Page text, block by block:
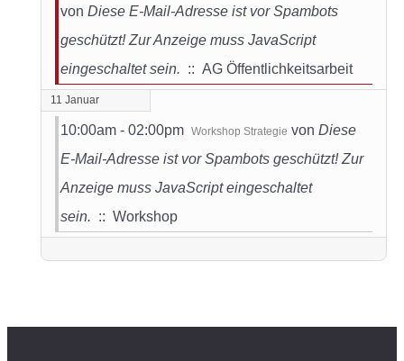
von Diese E-Mail-Adresse ist vor Spambots
geschützt! Zur Anzeige muss JavaScript
eingeschaltet sein. :: AG Öffentlichkeitsarbeit
11 Januar
10:00am - 02:00pm Workshop Strategie von Diese
E-Mail-Adresse ist vor Spambots geschützt! Zur
Anzeige muss JavaScript eingeschaltet
sein. :: Workshop